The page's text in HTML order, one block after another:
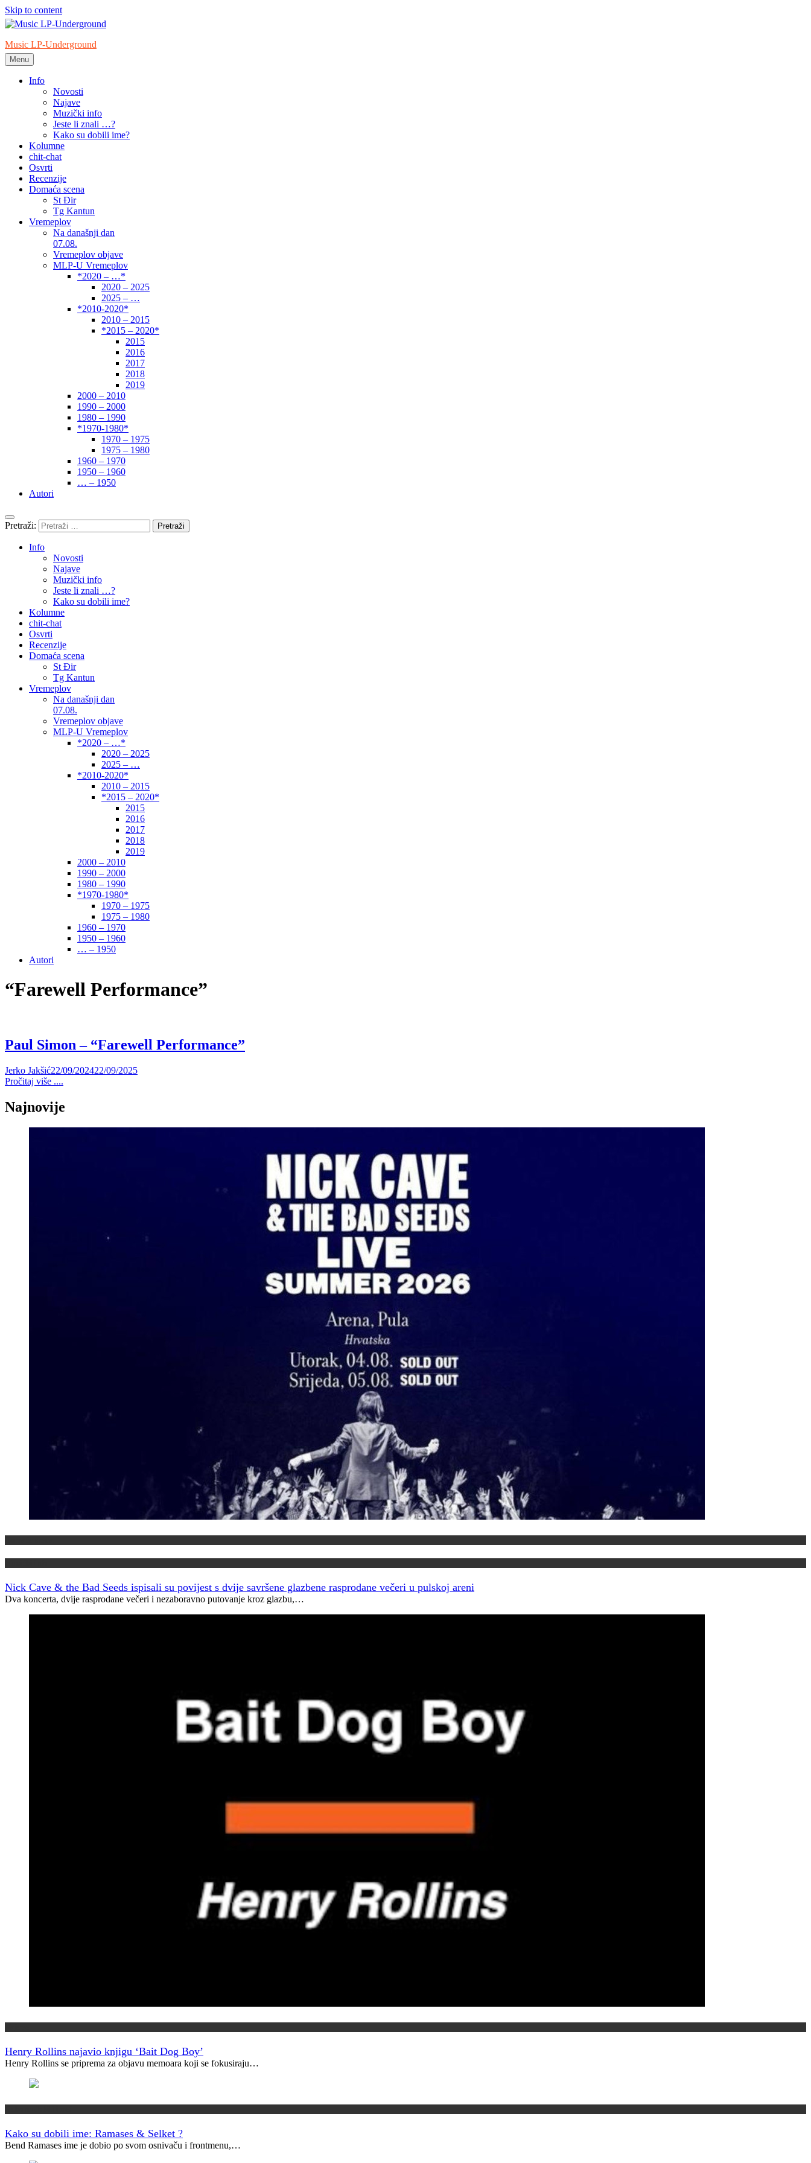
Skip to content
Music LP-Underground
samo muzika i …..
Menu
Info
Novosti
Najave
Muzički info
Jeste li znali …?
Kako su dobili ime?
Kolumne
chit-chat
Osvrti
Recenzije
Domaća scena
St Đir
Tg Kantun
Vremeplov
Na današnji dan
07.08.
Vremeplov objave
MLP-U Vremeplov
*2020 – …*
2020 – 2025
2025 – …
*2010-2020*
2010 – 2015
*2015 – 2020*
2015
2016
2017
2018
2019
2000 – 2010
1990 – 2000
1980 – 1990
*1970-1980*
1970 – 1975
1975 – 1980
1960 – 1970
1950 – 1960
… – 1950
Autori
Pretraži:
Info
Novosti
Najave
Muzički info
Jeste li znali …?
Kako su dobili ime?
Kolumne
chit-chat
Osvrti
Recenzije
Domaća scena
St Đir
Tg Kantun
Vremeplov
Na današnji dan
07.08.
Vremeplov objave
MLP-U Vremeplov
*2020 – …*
2020 – 2025
2025 – …
*2010-2020*
2010 – 2015
*2015 – 2020*
2015
2016
2017
2018
2019
2000 – 2010
1990 – 2000
1980 – 1990
*1970-1980*
1970 – 1975
1975 – 1980
1960 – 1970
1950 – 1960
… – 1950
Autori
“Farewell Performance”
Paul Simon – “Farewell Performance”
Jerko Jakšić22/09/202422/09/2025
Pročitaj više ....
Najnovije
Nick Cave & the Bad Seeds ispisali su povijest s dvije savršene glazbene rasprodane večeri u pulskoj areni
Dva koncerta, dvije rasprodane večeri i nezaboravno putovanje kroz glazbu,…
Henry Rollins najavio knjigu ‘Bait Dog Boy’
Henry Rollins se priprema za objavu memoara koji se fokusiraju…
Kako su dobili ime: Ramases & Selket ?
Bend Ramases ime je dobio po svom osnivaču i frontmenu,…